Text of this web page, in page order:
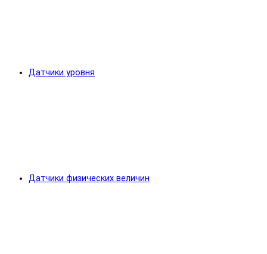
Датчики уровня
Датчики физических величин